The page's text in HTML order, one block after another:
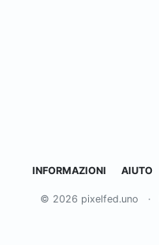
INFORMAZIONI AIUTO
© 2026 pixelfed.uno ·